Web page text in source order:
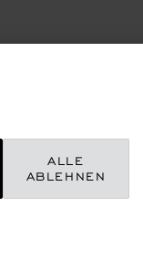
ALLE
ABLEHNEN